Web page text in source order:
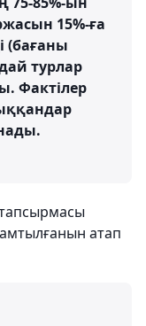
15%-ға
(бағаны
турлар
Фактілер
атап